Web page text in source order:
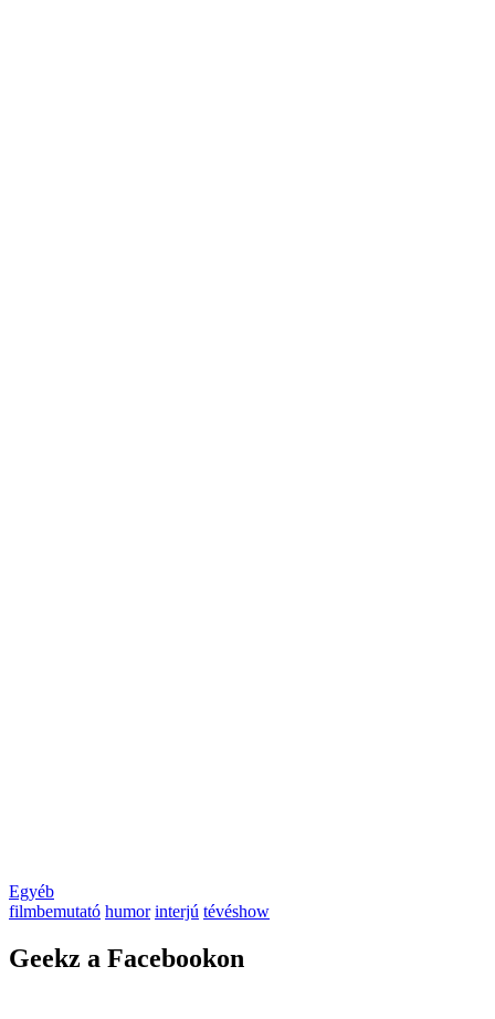
Egyéb
filmbemutató humor interjú tévéshow
Geekz a Facebookon